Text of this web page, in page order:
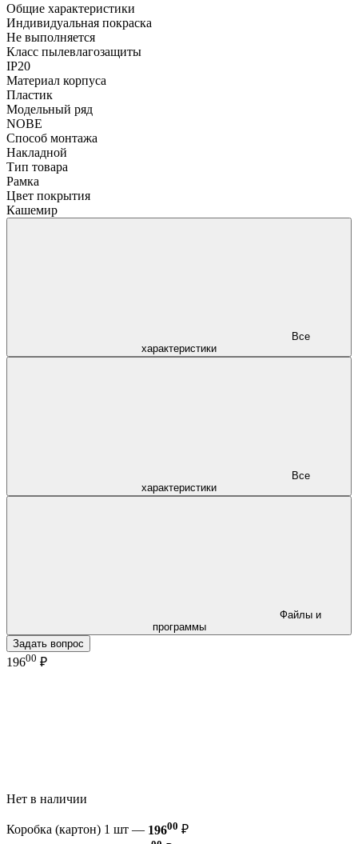
Общие характеристики
Индивидуальная покраска
Не выполняется
Класс пылевлагозащиты
IP20
Материал корпуса
Пластик
Модельный ряд
NOBE
Способ монтажа
Накладной
Тип товара
Рамка
Цвет покрытия
Кашемир
характеристики
характеристики
программы
Задать вопрос
19600 ₽
Нет в наличии
Коробка (картон) 1 шт — 19600 ₽